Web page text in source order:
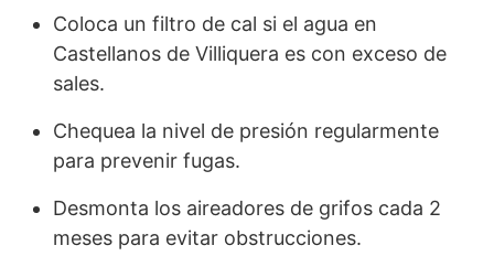
Coloca un filtro de cal si el agua en
Castellanos de Villiquera es con exceso de
sales.
Chequea la nivel de presión regularmente
para prevenir fugas.
Desmonta los aireadores de grifos cada 2
meses para evitar obstrucciones.